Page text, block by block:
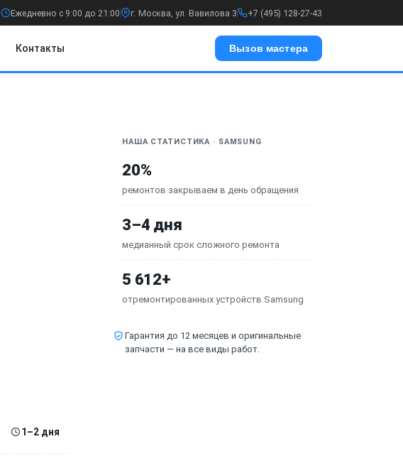
Ежедневно с 9:00 до 21:00 г. Москва, ул. Вавилова 3 +7 (495) 128-27-43
Контакты Вызов мастера
1–2 дня
НАША СТАТИСТИКА · SAMSUNG
20%
ремонтов закрываем в день обращения
3–4 дня
медианный срок сложного ремонта
5 612+
отремонтированных устройств Samsung
Гарантия до 12 месяцев и оригинальные
запчасти — на все виды работ.